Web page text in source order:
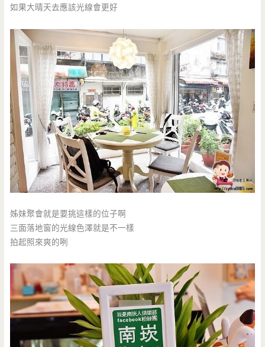
如果大晴天去應該光線會更好
姊妹聚會就是要挑這樣的位子啊
三面落地窗的光線色澤就是不一樣
拍起照來爽的咧